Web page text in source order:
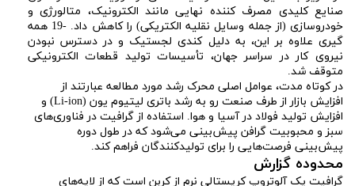
صنایع کلیدی مصرف کننده نهایی مانند الکترونیک، متالورژی و
خودروسازی (از جمله وسایل نقلیه الکتریکی) را کاهش داد. -19 همه
گیری علاوه بر این، به دلیل کندی لجستیک و در دسترس نبودن
نیروی کار در سراسر جهان، تأسیسات تولید قطعات الکترونیکی
متوقف شد.
در کوتاه مدت، عوامل اصلی محرک رشد مورد مطالعه عبارتند از
افزایش بازار از طرف صنعت رو به رشد باتری لیتیوم یون (Li-ion) و
افزایش تولید فولاد در آسیا و هوا. استفاده از گرافیت در فناوری‌های
سبز و محبوبیت گرافن پیش‌بینی می‌شود که در طول دوره
پیش‌بینی فرصت‌هایی را برای تولیدکنندگان فراهم کند.
محدوده گزارش
گرافیت یک آلوتروپ کریستالی نرم از کربن است که از لایه‌های